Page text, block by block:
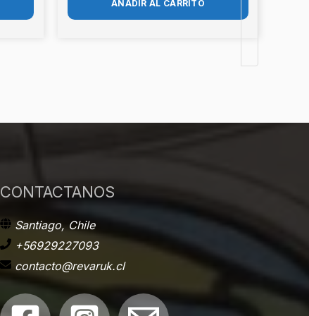
AÑADIR AL CARRITO
CONTACTANOS
Santiago, Chile
+56929227093
contacto@revaruk.cl